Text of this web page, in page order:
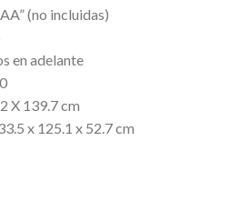
(no incluidas)
en adelante
X 139.7 cm
x 125.1 x 52.7 cm